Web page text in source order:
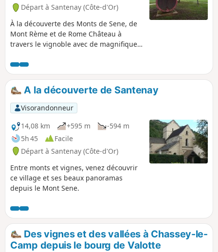
Départ à Santenay (Côte-d'Or)
À la découverte des Monts de Sene, de
Mont Rème et de Rome Château à
travers le vignoble avec de magnifiques
A la découverte de Santenay
Visorandonneur
14,08 km
+595 m
-594 m
5h 45
Facile
Départ à Santenay (Côte-d'Or)
Entre monts et vignes, venez découvrir
ce village et ses beaux panoramas
depuis le Mont Sene.
Des vignes et des vallées à Chassey-le-
Camp depuis le bourg de Valotte